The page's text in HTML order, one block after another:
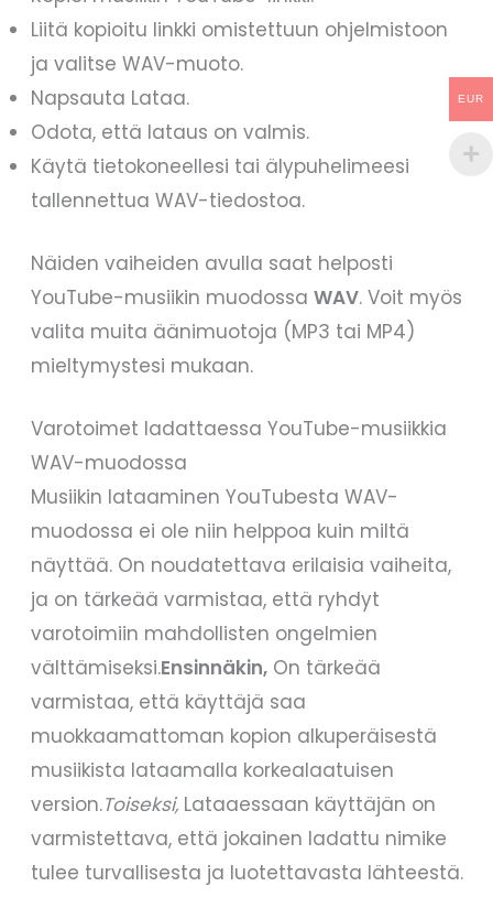
Liitä kopioitu linkki omistettuun ohjelmistoon
ja valitse WAV-muoto.
Napsauta Lataa.
Odota, että lataus on valmis.
Käytä tietokoneellesi tai älypuhelimeesi
tallennettua WAV-tiedostoa.
Näiden vaiheiden avulla saat helposti
YouTube-musiikin muodossaWAV. Voit myös
valita muita äänimuotoja (MP3 tai MP4)
mieltymystesi mukaan.
Varotoimet ladattaessa YouTube-musiikkia
WAV-muodossa
Musiikin lataaminen YouTubesta WAV-
muodossa ei ole niin helppoa kuin miltä
näyttää. On noudatettava erilaisia vaiheita,
ja on tärkeää varmistaa, että ryhdyt
varotoimiin mahdollisten ongelmien
välttämiseksi.Ensinnäkin, On tärkeää
varmistaa, että käyttäjä saa
muokkaamattoman kopion alkuperäisestä
musiikista lataamalla korkealaatuisen
version.Toiseksi, Lataaessaan käyttäjän on
varmistettava, että jokainen ladattu nimike
tulee turvallisesta ja luotettavasta lähteestä.
EUR